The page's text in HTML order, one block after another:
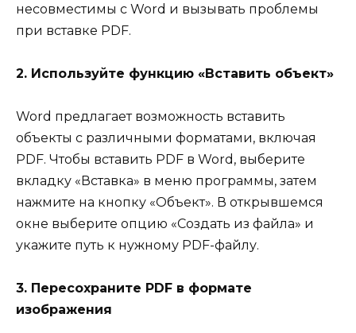
несовместимы с Word и вызывать проблемы
при вставке PDF.
2. Используйте функцию «Вставить объект»
Word предлагает возможность вставить
объекты с различными форматами, включая
PDF. Чтобы вставить PDF в Word, выберите
вкладку «Вставка» в меню программы, затем
нажмите на кнопку «Объект». В открывшемся
окне выберите опцию «Создать из файла» и
укажите путь к нужному PDF-файлу.
3. Пересохраните PDF в формате
изображения